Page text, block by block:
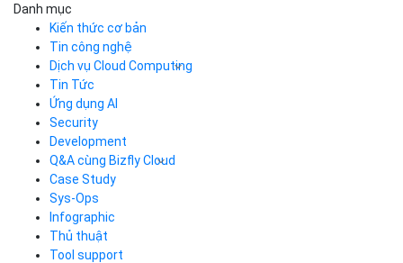
Danh mục
Kiến thức cơ bản
Tin công nghệ
Dịch vụ Cloud Computing
Cloud Server
CDN
Load Balancer
Auto Scaling
Container Registry
Kubernetes
Cloud Database
Call Center
Business Email
Simple Storage
Tin Tức
Ứng dụng AI
Security
Development
Q&A cùng Bizfly Cloud
Q&A về Bizfly Cloud Server
Thao tác kết nối tới server
Videos
Q&A về Bizfly Business Email
Videos
Case Study
Sys-Ops
Infographic
Thủ thuật
Tool support